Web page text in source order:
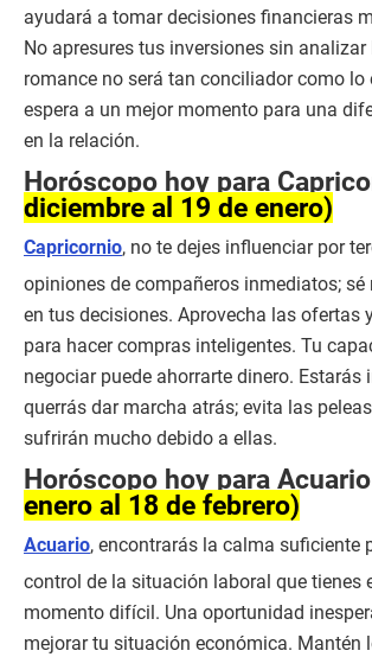
ayudará a tomar decisiones financieras
No apresures tus inversiones sin analizar
romance no será tan conciliador como lo
espera a un mejor momento para una
en la relación.
Horóscopo hoy para
diciembre al 19 de enero)
Capricornio, no te dejes influenciar por
opiniones de compañeros inmediatos; sé
en tus decisiones. Aprovecha las ofertas
para hacer compras inteligentes. Tu
negociar puede ahorrarte dinero. Estarás
querrás dar marcha atrás; evita las
sufrirán mucho debido a ellas.
Horóscopo hoy para Acuario
enero al 18 de febrero)
Acuario, encontrarás la calma suficiente
control de la situación laboral que tienes
momento difícil. Una oportunidad
mejorar tu situación económica. Mantén